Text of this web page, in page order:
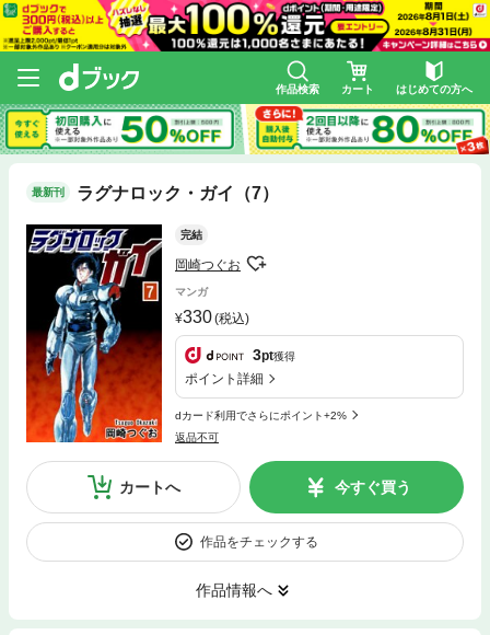
作品検索 カート はじめての方へ
最新刊 ラグナロック・ガイ（7）
完結
岡崎つぐお
マンガ
330(税込)
3pt獲得
ポイント詳細
dカード利用でさらにポイント+2%
返品不可
カートへ 今すぐ買う
作品をチェックする
作品情報へ